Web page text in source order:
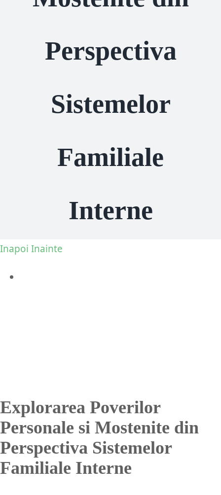
Perspectiva
Sistemelor
Familiale
Interne
Inapoi Inainte
Explorarea Poverilor
Personale si Mostenite din
Perspectiva Sistemelor
Familiale Interne